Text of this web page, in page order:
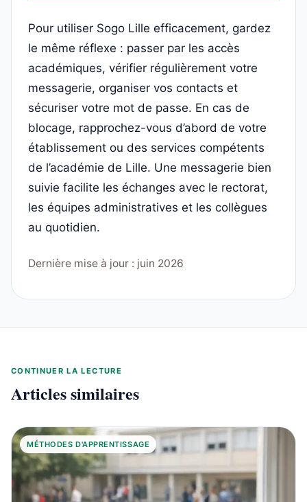
Pour utiliser Sogo Lille efficacement, gardez
le même réflexe : passer par les accès
académiques, vérifier régulièrement votre
messagerie, organiser vos contacts et
sécuriser votre mot de passe. En cas de
blocage, rapprochez-vous d’abord de votre
établissement ou des services compétents
de l’académie de Lille. Une messagerie bien
suivie facilite les échanges avec le rectorat,
les équipes administratives et les collègues
au quotidien.
Dernière mise à jour : juin 2026
CONTINUER LA LECTURE
Articles similaires
MÉTHODES D'APPRENTISSAGE